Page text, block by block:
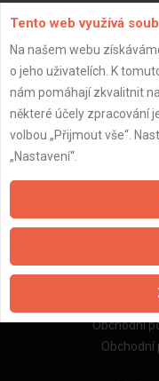
ZPĚT
Aktualizováno z
Obchodní
Tento web využívá
Na našem webu
o jeho uživatelích. K
nám pomáhají zkvalitnit
některé účely zpracování
volbou „Přijmout vše“.
„Nastavení“.